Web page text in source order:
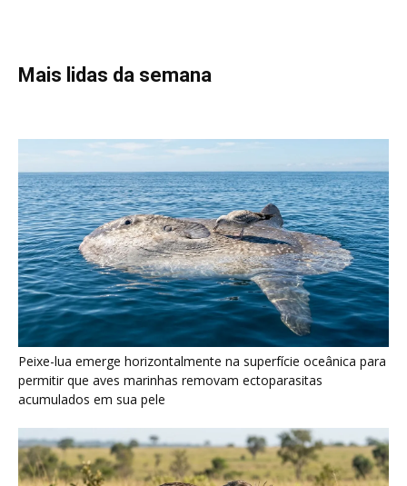
Peixe-lua emerge horizontalmente na superfície oceânica para
permitir que aves marinhas removam ectoparasitas
Seriema utiliza pernas longas e arremessa serpentes contra
rochas para subjugar presas peçonhentas nos campos